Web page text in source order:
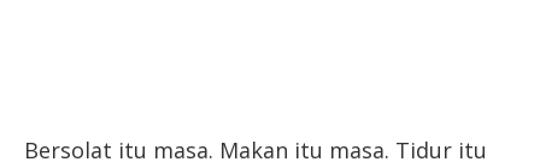
Bersolat itu masa. Makan itu masa. Tidur itu